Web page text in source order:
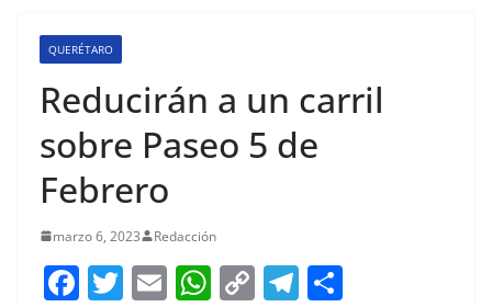
QUERÉTARO
Reducirán a un carril
sobre Paseo 5 de
Febrero
marzo 6, 2023 Redacción
F T E W C T